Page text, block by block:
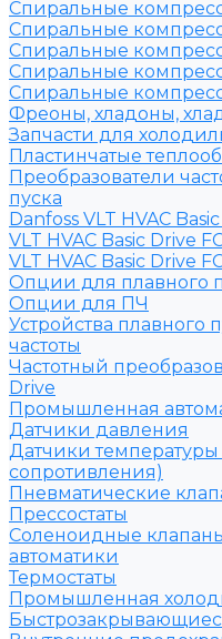
Спиральные
Спиральные
Спиральные
Спиральные
Спиральные
Фреоны, хладоны,
Запчасти для
Пластинчатые
Преобразователи
пуска
Danfoss VLT HVAC
VLT HVAC Basic Drive
VLT HVAC Basic Drive
Опции для плавного
Опции для ПЧ
Устройства плавного
частоты
Частотный
Drive
Промышленная
Датчики давления
Датчики
сопротивления)
Пневматические
Прессостаты
Соленоидные
автоматики
Термостаты
Промышленная